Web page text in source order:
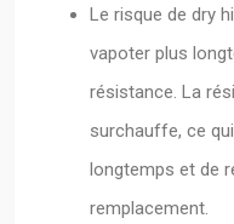
Le risque de dry
vapoter plus
résistance. La
surchauffe, ce
longtemps et de
remplacement.